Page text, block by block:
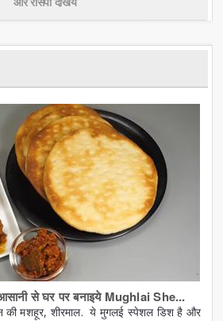
से घर पर बनाइये Mughlai She...
की मशहूर, शीरमाल. ये मुगलई स्पेशल डिश है और